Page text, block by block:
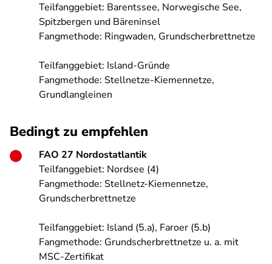
Teilfanggebiet: Barentssee, Norwegische See,
Spitzbergen und Bäreninsel
Fangmethode: Ringwaden, Grundscherbrettnetze
Teilfanggebiet: Island-Gründe
Fangmethode: Stellnetze-Kiemennetze,
Grundlangleinen
Bedingt zu empfehlen
FAO 27 Nordostatlantik
Teilfanggebiet: Nordsee (4)
Fangmethode: Stellnetz-Kiemennetze,
Grundscherbrettnetze
Teilfanggebiet: Island (5.a), Faroer (5.b)
Fangmethode: Grundscherbrettnetze u. a. mit
MSC-Zertifikat